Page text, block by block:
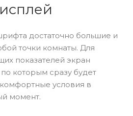
достаточно большие и
точки комнаты. Для
показателей экран
которым сразу будет
условия в
момент.